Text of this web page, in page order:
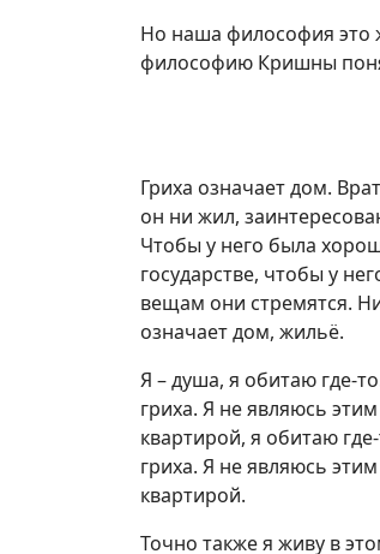
Но наша философия это
философию Кришны
Гриха означает дом.
он ни жил,
Чтобы у него была
государстве, чтобы у
вещам они стремятся.
означает дом, жильё.
Я – душа, я обитаю где-
гриха. Я не являюсь
квартирой, я обитаю
гриха. Я не являюсь
квартирой.
Точно также я живу в